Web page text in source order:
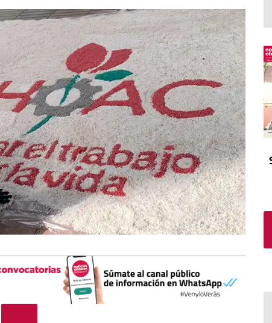
El atrio
In memoriam
Viñeta
Tribuna
Blog Sembrando sueños,
recogiendo humanidad
Blog Mensajes guardados
La columna